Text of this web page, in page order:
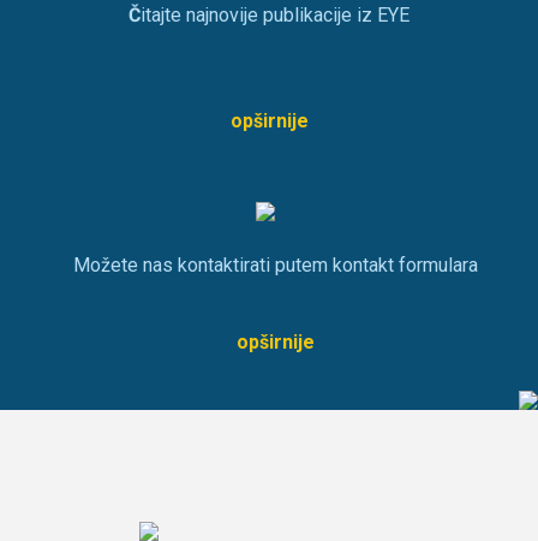
Čitajte najnovije publikacije iz EYE
opširnije
Možete nas kontaktirati putem kontakt formulara
opširnije